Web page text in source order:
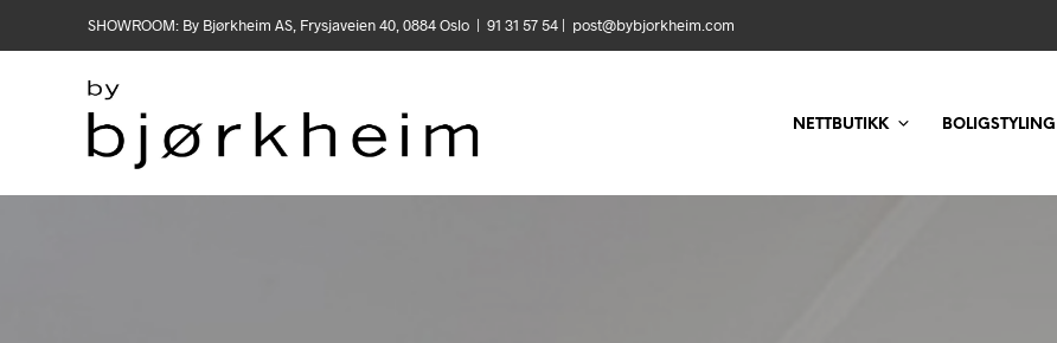
SHOWROOM: By Bjørkheim AS, Frysjaveien 40, 0884 Oslo | 91 31 57 54 | post@bybjorkheim.com
NETTBUTIKK BOLIGSTYLING